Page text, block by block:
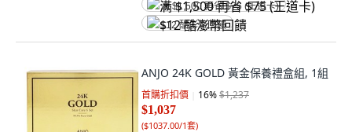
满 $1,500 再省 $75 (王道卡)
$12 酷澎幣回饋
ANJO 24K GOLD 黃金保養禮盒組, 1組
首購折扣價 16%$1,237
$1,037
($1037.00/1套)